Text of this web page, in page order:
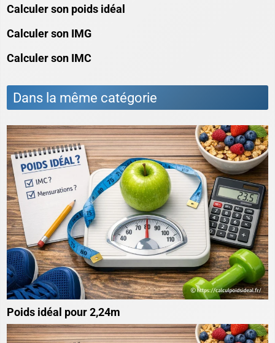
Calculer son poids idéal
Calculer son IMG
Calculer son IMC
Dans la même catégorie
Poids idéal pour 2,24m